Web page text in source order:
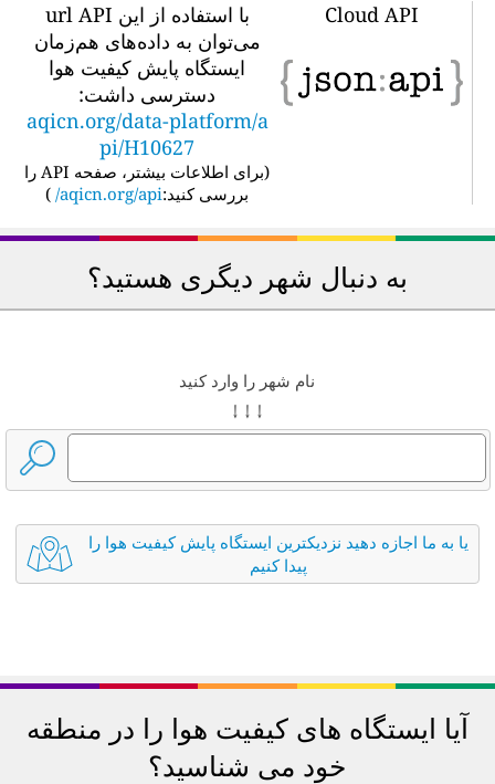
Cloud API
با استفاده از این url API
می‌توان به داده‌های هم‌زمان
ایستگاه پایش کیفیت هوا
دسترسی داشت:
aqicn.org/data-platform/a
pi/H10627
برای اطلاعات بیشتر، صفحه API را
بررسی کنید:aqicn.org/api/
)
به دنبال شهر دیگری هستید؟
نام شهر را وارد کنید
↓ ↓ ↓
یا به ما اجازه دهید نزدیکترین ایستگاه پایش کیفیت هوا را
پیدا کنیم
آیا ایستگاه های کیفیت هوا را در منطقه
خود می شناسید؟